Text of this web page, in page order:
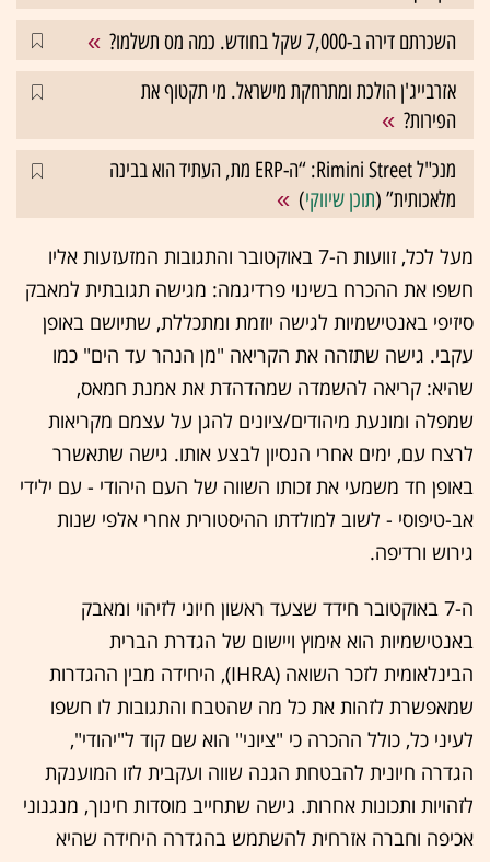
השכרתם דירה ב-7,000 שקל בחודש. כמה מס תשלמו?
אזרבייג'ן הולכת ומתרחקת מישראל. מי תקטוף את
הפירות?
מנכ"ל Rimini Street: “ה-ERP מת, העתיד הוא בבינה
מלאכותית” (תוכן שיווקי)
מעל לכל, זוועות ה-7 באוקטובר והתגובות המזעזעות אליו
חשפו את ההכרח בשינוי פרדיגמה: מגישה תגובתית למאבק
סיזיפי באנטישמיות לגישה יוזמת ומתכללת, שתיושם באופן
עקבי. גישה שתזהה את הקריאה "מן הנהר עד הים" כמו
שהיא: קריאה להשמדה שמהדהדת את אמנת חמאס,
שמפלה ומונעת מיהודים/ציונים להגן על עצמם מקריאות
לרצח עם, ימים אחרי הנסיון לבצע אותו. גישה שתאשרר
באופן חד משמעי את זכותו השווה של העם היהודי - עם ילידי
אב-טיפוסי - לשוב למולדתו ההיסטורית אחרי אלפי שנות
גירוש ורדיפה.
ה-7 באוקטובר חידד שצעד ראשון חיוני לזיהוי ומאבק
באנטישמיות הוא אימוץ ויישום של הגדרת הברית
הבינלאומית לזכר השואה (IHRA), היחידה מבין ההגדרות
שמאפשרת לזהות את כל מה שהטבח והתגובות לו חשפו
לעיני כל, כולל ההכרה כי "ציוני" הוא שם קוד ל"יהודי",
הגדרה חיונית להבטחת הגנה שווה ועקבית לזו המוענקת
לזהויות ותכונות אחרות. גישה שתחייב מוסדות חינוך, מנגנוני
אכיפה וחברה אזרחית להשתמש בהגדרה היחידה שהיא